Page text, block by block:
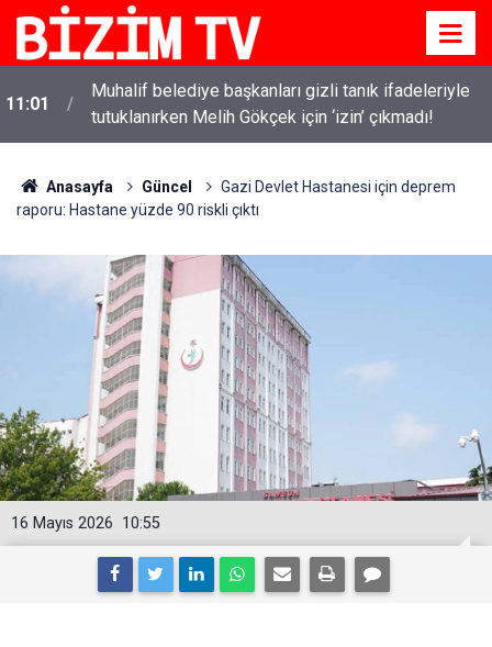
11:01
Muhalif belediye başkanları gizli tanık ifadeleriyle
tutuklanırken Melih Gökçek için ‘izin’ çıkmadı!
Anasayfa Güncel
Gazi Devlet Hastanesi için deprem
raporu: Hastane yüzde 90 riskli çıktı
10:55
16 Mayıs 2026